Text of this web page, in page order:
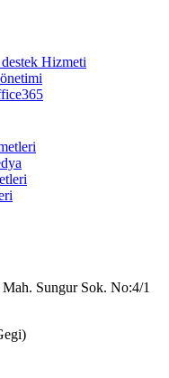
Hizmeti
Sungur Sok. No:4/1